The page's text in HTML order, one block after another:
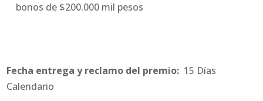
bonos de $200.000 mil pesos
Fecha entrega y reclamo del premio: 15 Días
Calendario